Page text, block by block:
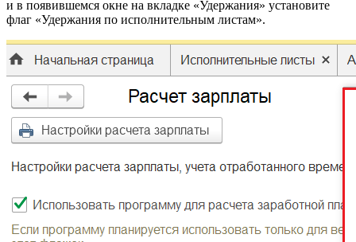
и в появившемся окне на вкладке «Удержания» установите
флаг «Удержания по исполнительным листам».